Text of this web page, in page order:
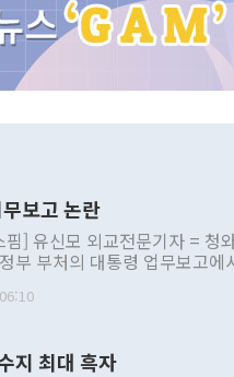
보고 논란
] 유신모 외교전문기자 = 청
부 부처의 대통령 업무보고
정부 내 조율을 거치지 않은
에 근거한 비현실적 구상'이라
지 최대 흑자